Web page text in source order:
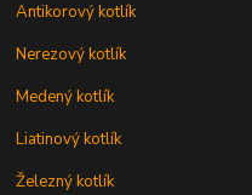
Antikorový kotlík
Nerezový kotlík
Medený kotlík
Liatinový kotlík
Železný kotlík